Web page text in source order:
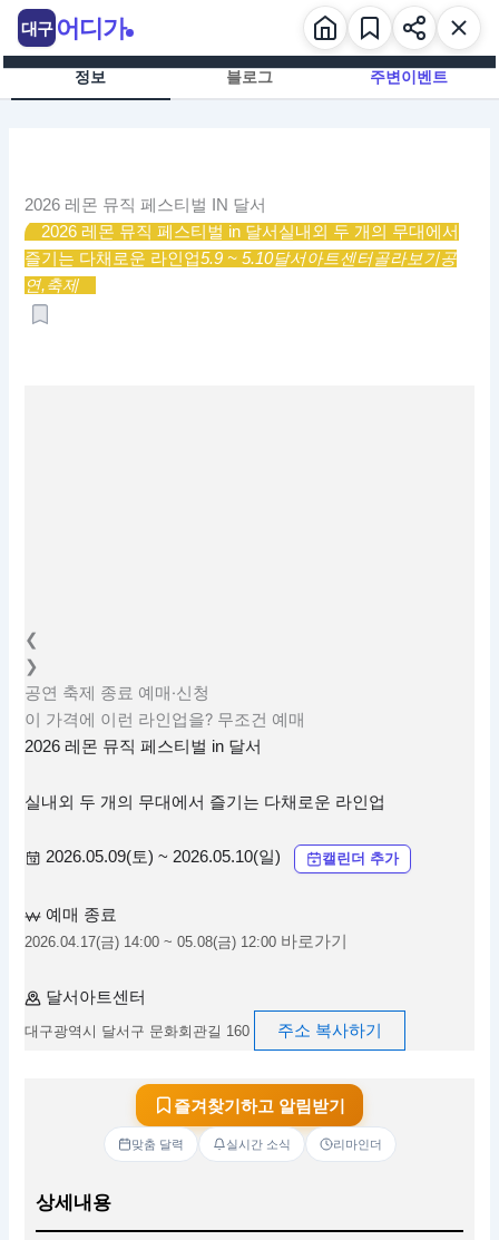
츠
정보 블로그 주변이벤트
2026 레몬 뮤직 페스티벌 IN 달서
2026 레몬 뮤직 페스티벌 in 달서 실내외 두 개의 무대에서
즐기는 다채로운 라인업5.9 ~ 5.10달서아트센터골라보기공
연,축제
❮
❯
공연 축제 종료 예매·신청
이 가격에 이런 라인업을? 무조건 예매
2026 레몬 뮤직 페스티벌 in 달서
실내외 두 개의 무대에서 즐기는 다채로운 라인업
2026.05.09(토) ~ 2026.05.10(일) 캘린더 추가
예매 종료
2026.04.17(금) 14:00 ~ 05.08(금) 12:00 바로가기
달서아트센터
대구광역시 달서구 문화회관길 160 주소 복사하기
즐겨찾기하고 알림받기
맞춤 달력 실시간 소식 리마인더
상세내용
대구 어디가